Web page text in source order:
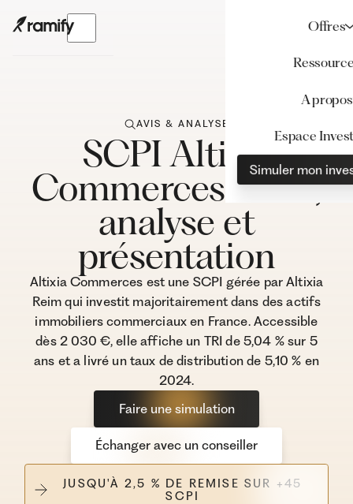
Offres
A propos
Espace
Simuler mon
AVIS & ANALYSE
SCPI Altixia
Commerces : Avis,
analyse et
présentation
Altixia Commerces est une SCPI gérée par Altixia
Reim qui investit majoritairement dans des actifs
immobiliers commerciaux en France. Accessible
dès 2 030 €, elle affiche un TRI de 5,04 % sur 5
ans et a livré un taux de distribution de 5,10 % en
2024.
Faire une simulation
Échanger avec un conseiller
JUSQU'À 2,5 % DE REMISE SUR +45
SCPI